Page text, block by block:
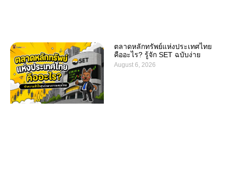
ตลาดหลักทรัพย์แห่งประเทศไทย
คืออะไร? รู้จัก SET ฉบับง่าย
August 6, 2026